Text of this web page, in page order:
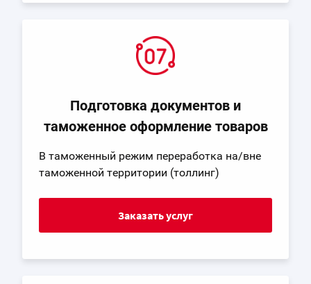
Подготовка документов и
таможенное оформление товаров
В таможенный режим переработка на/вне
таможенной территории (толлинг)
Заказать услуг